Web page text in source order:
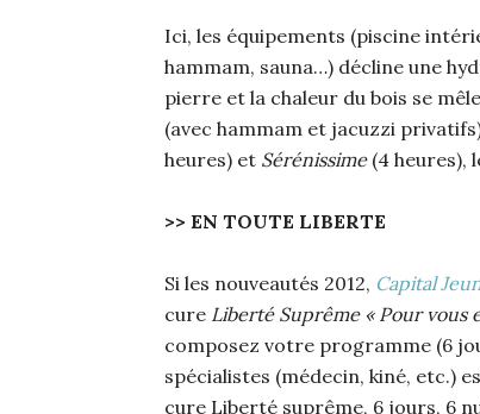
Ici, les équipements (piscine
hammam, sauna…) décline une
pierre et la chaleur du bois se
(avec hammam et jacuzzi
heures) et Sérénissime(4 heures),
>> EN TOUTE LIBERTE
Si les nouveautés 2012, Capital
cure Liberté Suprême « Pour vous
composez votre programme (6
spécialistes (médecin, kiné, etc.)
cure Liberté suprême, 6 jours, 6